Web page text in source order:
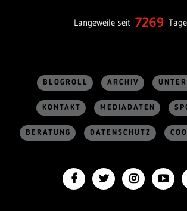
Langeweile seit 7269
BLOGROLL ARCHIV
KONTAKT MEDIADATEN
BERATUNG DATENSCHUTZ